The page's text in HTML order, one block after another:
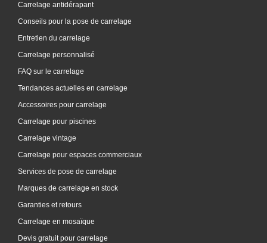
Carrelage antidérapant
Conseils pour la pose de carrelage
Entretien du carrelage
Carrelage personnalisé
FAQ sur le carrelage
Tendances actuelles en carrelage
Accessoires pour carrelage
Carrelage pour piscines
Carrelage vintage
Carrelage pour espaces commerciaux
Services de pose de carrelage
Marques de carrelage en stock
Garanties et retours
Carrelage en mosaïque
Devis gratuit pour carrelage